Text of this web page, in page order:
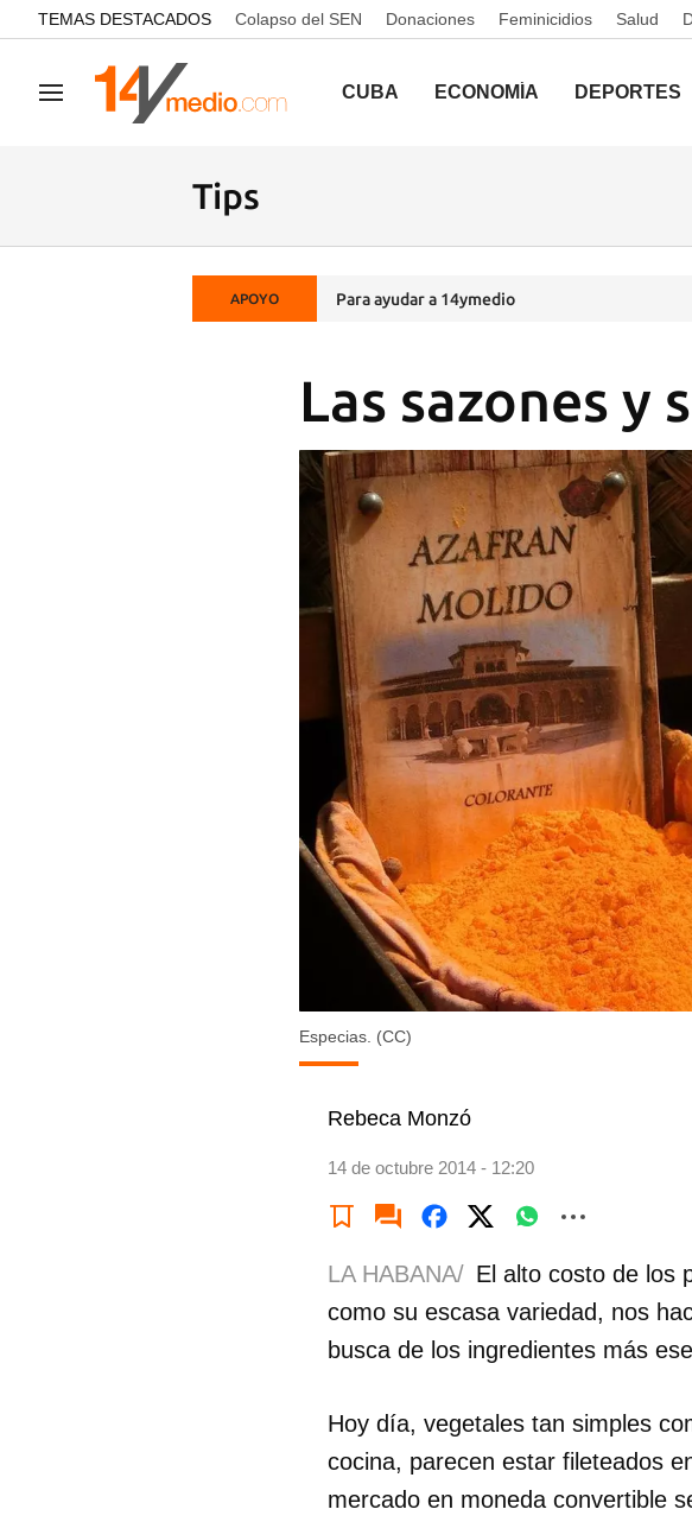
common.go-to-content
TEMAS DESTACADOS Colapso del SEN Donaciones Feminicidios Salud
Navegación CUBA ECONOMÍA DEPORTES
Tips
APOYO Para ayudar a 14ymedio
Las sazones y
Especias. (CC)
Rebeca Monzó
14 de octubre 2014 - 12:20
LA HABANA/ El alto costo de los
como su escasa variedad, nos
busca de los ingredientes más
Hoy día, vegetales tan simples
cocina, parecen estar fileteados
mercado en moneda convertible